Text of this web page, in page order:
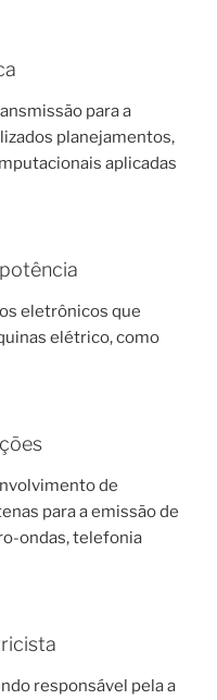
para a
planejamentos,
aplicadas
eletrônicos que
elétrico, como
de
para a emissão de
ondas, telefonia
responsável pela a